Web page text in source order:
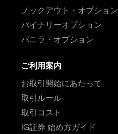
ノックアウト・オプション
バイナリーオプション
バニラ・オプション
ご利用案内
お取引開始にあたって
取引ルール
取引コスト
IG証券 始め方ガイド